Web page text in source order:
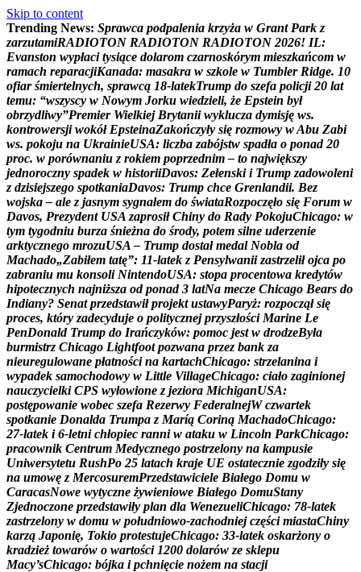
Skip to content
Trending News: Sprawca podpalenia krzyża w Grant Park z
zarzutamiRADIOTON RADIOTON RADIOTON 2026! IL:
Evanston wypłaci tysiące dolarom czarnoskórym mieszkańcom w
ramach reparacjiKanada: masakra w szkole w Tumbler Ridge. 10
ofiar śmiertelnych, sprawcą 18-latekTrump do szefa policji 20 lat
temu: “wszyscy w Nowym Jorku wiedzieli, że Epstein był
obrzydliwy”Premier Wielkiej Brytanii wyklucza dymisję ws.
kontrowersji wokół EpsteinaZakończyły się rozmowy wAbu Zabi
ws. pokoju na UkrainieUSA: liczba zabójstw spadła o ponad 20
proc. w porównaniu z rokiem poprzednim – to największy
jednoroczny spadek w historiiDavos: Zełenski i Trump zadowoleni
z dzisiejszego spotkaniaDavos: Trump chce Grenlandii. Bez
wojska – ale z jasnym sygnałem do świataRozpoczęło się Forum w
Davos, Prezydent USA zaprosił Chiny do Rady PokojuChicago: w
tym tygodniu burza śnieżna do środy, potem silne uderzenie
arktycznego mrozuUSA – Trump dostał medal Nobla od
Machado„Zabiłem tatę”: 11-latek z Pensylwanii zastrzelił ojca po
zabraniu mu konsoli NintendoUSA: stopa procentowa kredytów
hipotecznych najniższa od ponad 3 latNa mecze Chicago Bears do
Indiany? Senat przedstawił projekt ustawyParyż: rozpoczął się
proces, który zadecyduje o politycznej przyszłości Marine Le
PenDonald Trump do Irańczyków: pomoc jest w drodzeByła
burmistrz Chicago Lightfoot pozwana przez bank za
nieuregulowane płatności na kartachChicago: strzelanina i
wypadek samochodowy w Little VillageChicago: ciało zaginionej
nauczycielki CPS wyłowione z jeziora MichiganUSA:
postępowanie wobec szefa Rezerwy FederalnejW czwartek
spotkanie Donalda Trumpa z Maríą Coriną MachadoChicago:
27-latek i 6-letni chłopiec ranni w ataku w Lincoln ParkChicago:
pracownik Centrum Medycznego postrzelony na kampusie
Uniwersytetu RushPo 25 latach kraje UE ostatecznie zgodziły się
na umowę z MercosuremPrzedstawiciele Białego Domu w
CaracasNowe wytyczne żywieniowe Białego DomuStany
Zjednoczone przedstawiły plan dla WenezueliChicago: 78-latek
zastrzelony w domu w południowo-zachodniej części miastaChiny
karzą Japonię, Tokio protestujeChicago: 33-latek oskarżony o
kradzież towarów o wartości 1200 dolarów ze sklepu
Macy’sChicago: bójka i pchnięcie nożem na stacji